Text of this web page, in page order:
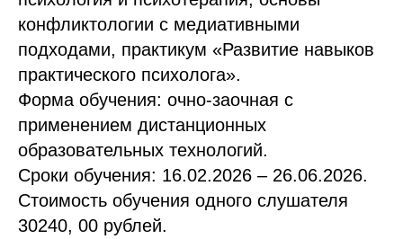
конфликтологии с медиативными
подходами, практикум «Развитие навыков
практического психолога».
Форма обучения: очно-заочная с
применением дистанционных
образовательных технологий.
Сроки обучения: 16.02.2026 – 26.06.2026.
Стоимость обучения одного слушателя
30240, 00 рублей.